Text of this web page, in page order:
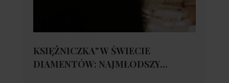
KSIĘŻNICZKA" W ŚWIECIE
DIAMENTÓW: NAJMŁODSZY...